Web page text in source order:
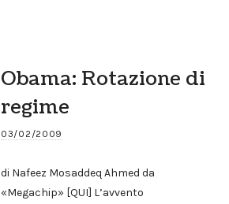
Obama: Rotazione di
regime
03/02/2009
di Nafeez Mosaddeq Ahmed da
«Megachip» [QUI] L’avvento